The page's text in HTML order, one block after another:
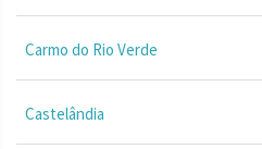
Carmo do Rio Verde
Castelândia